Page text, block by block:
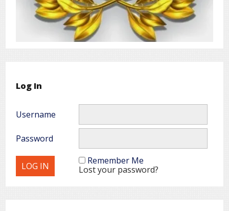
Log In
Username
Password
Remember Me
Lost your password?